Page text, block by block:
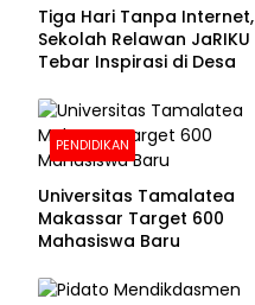
Tiga Hari Tanpa Internet,
Sekolah Relawan JaRIKU
Tebar Inspirasi di Desa
PENDIDIKAN
Universitas Tamalatea
Makassar Target 600
Mahasiswa Baru